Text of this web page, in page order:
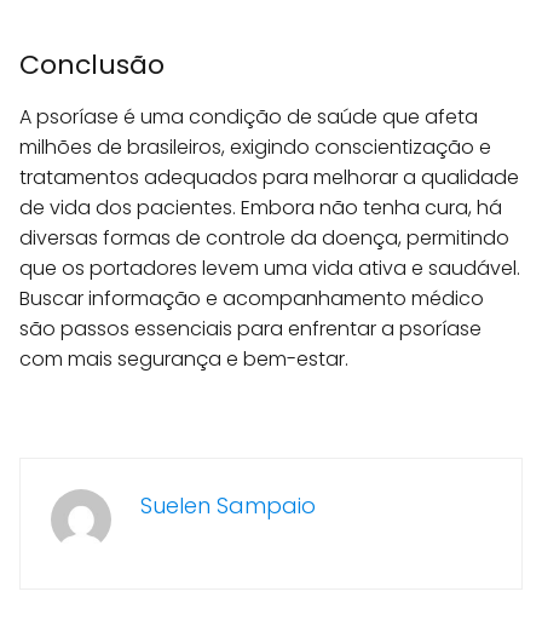
Conclusão
A psoríase é uma condição de saúde que afeta
milhões de brasileiros, exigindo conscientização e
tratamentos adequados para melhorar a qualidade
de vida dos pacientes. Embora não tenha cura, há
diversas formas de controle da doença, permitindo
que os portadores levem uma vida ativa e saudável.
Buscar informação e acompanhamento médico
são passos essenciais para enfrentar a psoríase
com mais segurança e bem-estar.
Suelen Sampaio